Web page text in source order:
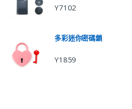
Y7102
多彩迷你密碼鎖
Y1859